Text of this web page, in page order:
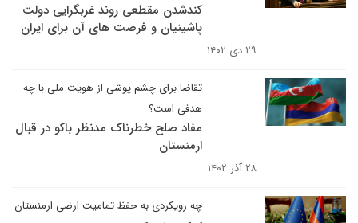
کندشدن مقطعی روند غربگرایی دولت
پاشینیان و فرصت های آن برای ایران
۲۹ دی ۱۴۰۲
تقاضا برای چشم پوشی از هویت ملی با چه
هدفی است؟
مفاد صلح خطرناک مدنظر باکو در قبال
ارمنستان
۲۸ آذر ۱۴۰۲
چه رویکردی به حفظ تمامیت ارضی ارمنستان